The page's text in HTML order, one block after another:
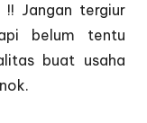
!! Jangan tergiur
belum tentu
buat usaha